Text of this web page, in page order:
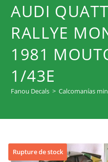
AUDI
RALLYE
1981
1/43E
Fanou Decals > Calcomanías
Rupture de stock